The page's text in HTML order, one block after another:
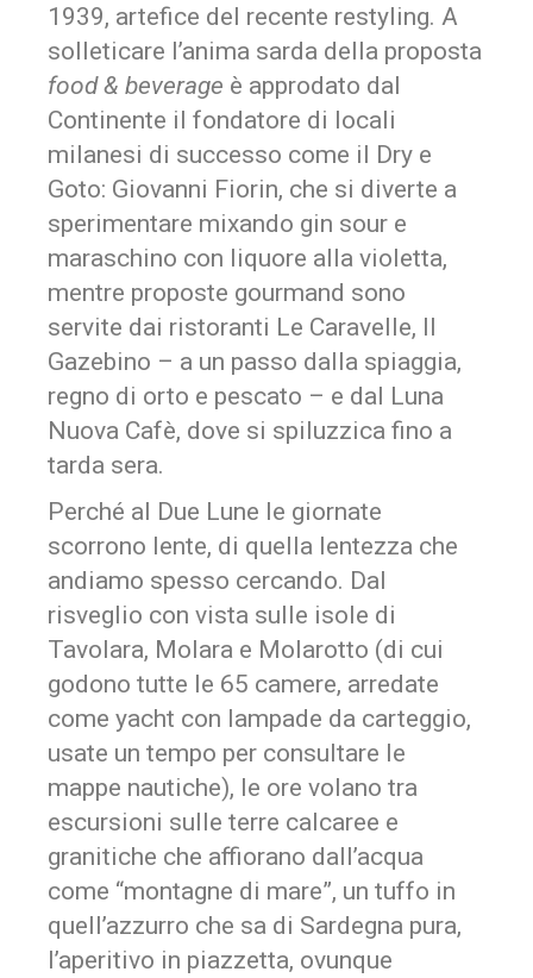
1939, artefice del recente restyling. A
solleticare l’anima sarda della proposta
food & beverage è approdato dal
Continente il fondatore di locali
milanesi di successo come il Dry e
Goto: Giovanni Fiorin, che si diverte a
sperimentare mixando gin sour e
maraschino con liquore alla violetta,
mentre proposte gourmand sono
servite dai ristoranti Le Caravelle, Il
Gazebino – a un passo dalla spiaggia,
regno di orto e pescato – e dal Luna
Nuova Cafè, dove si spiluzzica fino a
tarda sera.
Perché al Due Lune le giornate
scorrono lente, di quella lentezza che
andiamo spesso cercando. Dal
risveglio con vista sulle isole di
Tavolara, Molara e Molarotto (di cui
godono tutte le 65 camere, arredate
come yacht con lampade da carteggio,
usate un tempo per consultare le
mappe nautiche), le ore volano tra
escursioni sulle terre calcaree e
granitiche che affiorano dall’acqua
come “montagne di mare”, un tuffo in
quell’azzurro che sa di Sardegna pura,
l’aperitivo in piazzetta, ovunque